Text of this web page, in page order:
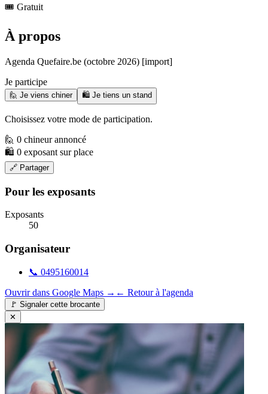
🎟️ Gratuit
À propos
Agenda Quefaire.be (octobre 2026) [import]
Je participe
🙋 Je viens chiner 🛍️ Je tiens un stand
Choisissez votre mode de participation.
🙋 0 chineur annoncé
🛍️ 0 exposant sur place
🔗 Partager
Pour les exposants
Exposants
50
Organisateur
📞 0495160014
Ouvrir dans Google Maps → ← Retour à l'agenda
🚩 Signaler cette brocante
✕